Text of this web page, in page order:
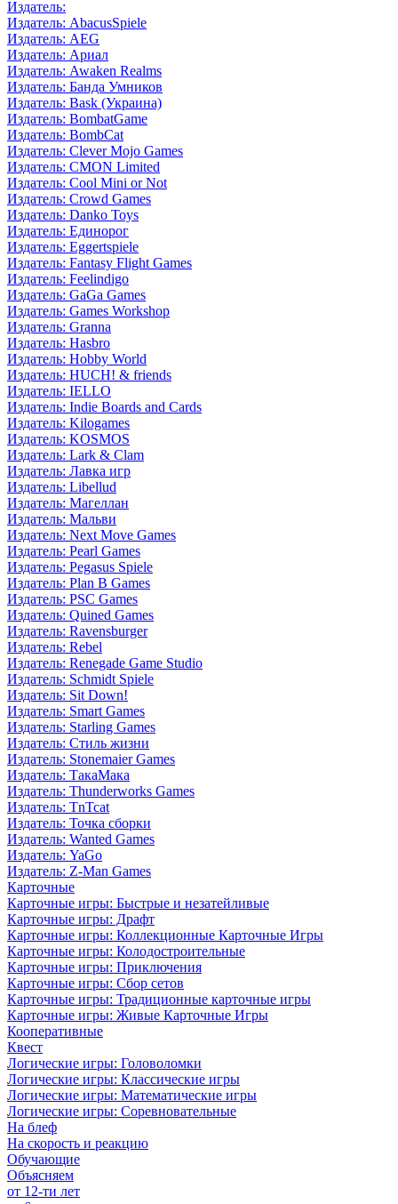
Издатель:
Издатель: AbacusSpiele
Издатель: AEG
Издатель: Ариал
Издатель: Awaken Realms
Издатель: Банда Умников
Издатель: Bask (Украина)
Издатель: BombatGame
Издатель: BombCat
Издатель: Clever Mojo Games
Издатель: CMON Limited
Издатель: Cool Mini or Not
Издатель: Crowd Games
Издатель: Danko Toys
Издатель: Единорог
Издатель: Eggertspiele
Издатель: Fantasy Flight Games
Издатель: Feelindigo
Издатель: GaGa Games
Издатель: Games Workshop
Издатель: Granna
Издатель: Hasbro
Издатель: Hobby World
Издатель: HUCH! & friends
Издатель: IELLO
Издатель: Indie Boards and Cards
Издатель: Kilogames
Издатель: KOSMOS
Издатель: Lark & Clam
Издатель: Лавка игр
Издатель: Libellud
Издатель: Магеллан
Издатель: Мальви
Издатель: Next Move Games
Издатель: Pearl Games
Издатель: Pegasus Spiele
Издатель: Plan B Games
Издатель: PSC Games
Издатель: Quined Games
Издатель: Ravensburger
Издатель: Rebel
Издатель: Renegade Game Studio
Издатель: Schmidt Spiele
Издатель: Sit Down!
Издатель: Smart Games
Издатель: Starling Games
Издатель: Стиль жизни
Издатель: Stonemaier Games
Издатель: ТакаМака
Издатель: Thunderworks Games
Издатель: TnTcat
Издатель: Точка сборки
Издатель: Wanted Games
Издатель: YaGo
Издатель: Z-Man Games
Карточные
Карточные игры: Быстрые и незатейливые
Карточные игры: Драфт
Карточные игры: Коллекционные Карточные Игры
Карточные игры: Колодостроительные
Карточные игры: Приключения
Карточные игры: Сбор сетов
Карточные игры: Традиционные карточные игры
Карточные игры: Живые Карточные Игры
Кооперативные
Квест
Логические игры: Головоломки
Логические игры: Классические игры
Логические игры: Математические игры
Логические игры: Соревновательные
На блеф
На скорость и реакцию
Обучающие
Объясняем
от 12-ти лет